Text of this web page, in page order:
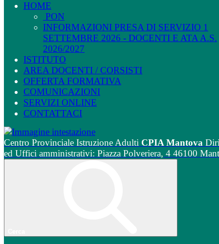
HOME
PON
INFORMAZIONI PRESA DI SERVIZIO 1
SETTEMBRE 2026 - DOCENTI E ATA A.S.
2026/2027
ISTITUTO
AREA DOCENTI / CORSISTI
OFFERTA FORMATIVA
COMUNICAZIONI
SERVIZI ONLINE
CONTATTACI
Centro Provinciale Istruzione Adulti CPIA Mantova
ed Uffici amministrativi: Piazza Polveriera, 4 46100